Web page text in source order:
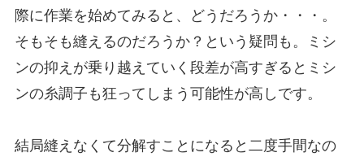
際に作業を始めてみると、どうだろうか・・・。
そもそも縫えるのだろうか？という疑問も。ミシ
ンの抑えが乗り越えていく段差が高すぎるとミシ
ンの糸調子も狂ってしまう可能性が高しです。
結局縫えなくて分解すことになると二度手間なの